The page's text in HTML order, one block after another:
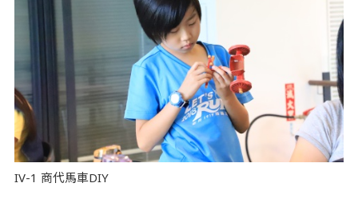
IV-1 商代馬車DIY